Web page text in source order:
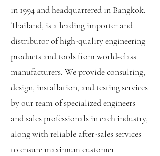
in 1994 and headquartered in Bangkok,
Thailand, is a leading importer and
distributor of high-quality engineering
products and tools from world-class
manufacturers. We provide consulting,
design, installation, and testing services
by our team of specialized engineers
and sales professionals in each industry,
along with reliable after-sales services
to ensure maximum customer